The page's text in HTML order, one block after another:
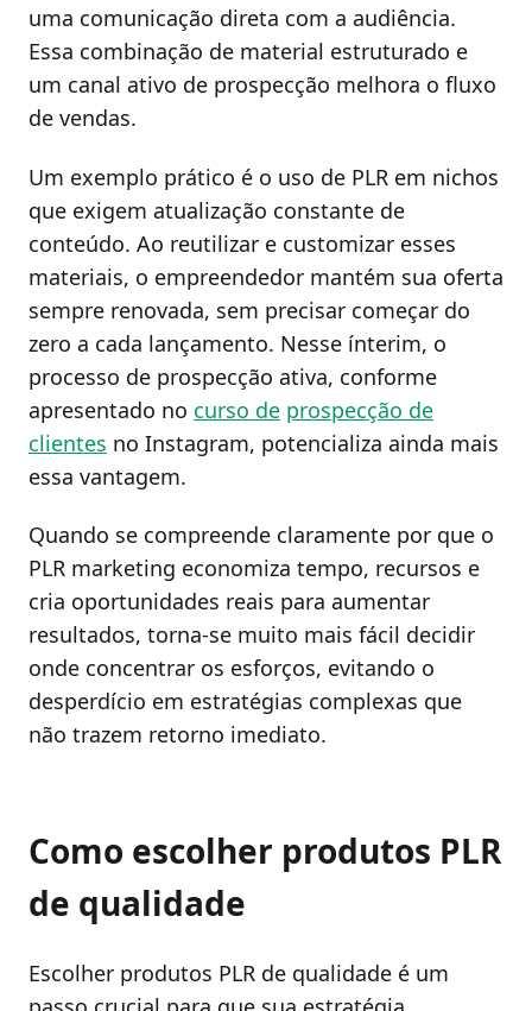
uma comunicação direta com a audiência.
Essa combinação de material estruturado e
um canal ativo de prospecção melhora o fluxo
de vendas.
Um exemplo prático é o uso de PLR em nichos
que exigem atualização constante de
conteúdo. Ao reutilizar e customizar esses
materiais, o empreendedor mantém sua oferta
sempre renovada, sem precisar começar do
zero a cada lançamento. Nesse ínterim, o
processo de prospecção ativa, conforme
apresentado no curso de prospecção de
clientes no Instagram, potencializa ainda mais
essa vantagem.
Quando se compreende claramente por que o
PLR marketing economiza tempo, recursos e
cria oportunidades reais para aumentar
resultados, torna-se muito mais fácil decidir
onde concentrar os esforços, evitando o
desperdício em estratégias complexas que
não trazem retorno imediato.
Como escolher produtos PLR
de qualidade
Escolher produtos PLR de qualidade é um